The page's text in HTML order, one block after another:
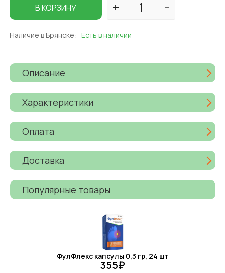
В КОРЗИНУ
Наличие в Брянске: Есть в наличии
Описание
Характеристики
Оплата
Доставка
Популярные товары
ФулФлекс капсулы 0,3 гр, 24 шт
355₽